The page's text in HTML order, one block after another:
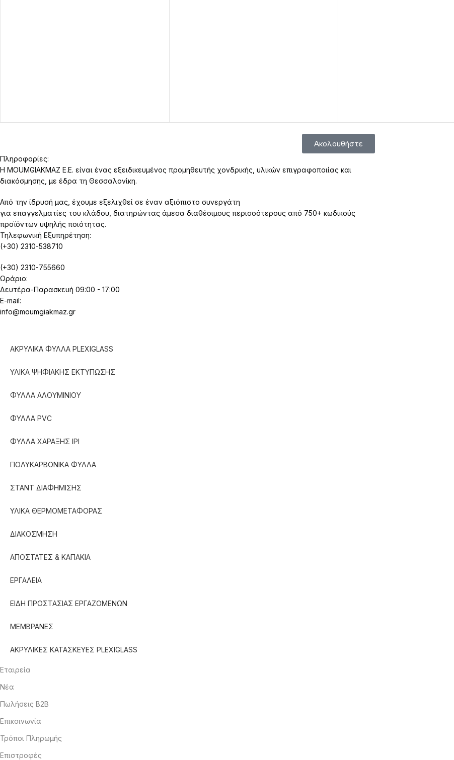
Ακολουθήστε
Πληροφορίες:
Η MOUMGIAKMAZ E.E. είναι ένας εξειδικευμένος προμηθευτής χονδρικής, υλικών επιγραφοποιίας και
διακόσμησης, με έδρα τη Θεσσαλονίκη.
Από την ίδρυσή μας, έχουμε εξελιχθεί σε έναν αξιόπιστο συνεργάτη
για επαγγελματίες του κλάδου, διατηρώντας άμεσα διαθέσιμους περισσότερους από 750+ κωδικούς
προϊόντων υψηλής ποιότητας.
Τηλεφωνική Εξυπηρέτηση:
(+30) 2310-538710
(+30) 2310-755660
Ωράριο:
Δευτέρα-Παρασκευή 09:00 - 17:00
E-mail:
info@moumgiakmaz.gr
ΑΚΡΥΛΙΚΑ ΦΥΛΛΑ PLEXIGLASS
ΥΛΙΚΑ ΨΗΦΙΑΚΗΣ ΕΚΤΥΠΩΣΗΣ
ΦΥΛΛΑ ΑΛΟΥΜΙΝΙΟΥ
ΦΥΛΛΑ PVC
ΦΥΛΛΑ ΧΑΡΑΞΗΣ IPI
ΠΟΛΥΚΑΡΒΟΝΙΚΑ ΦΥΛΛΑ
ΣΤΑΝΤ ΔΙΑΦΗΜΙΣΗΣ
ΥΛΙΚΑ ΘΕΡΜΟΜΕΤΑΦΟΡΑΣ
ΔΙΑΚΟΣΜΗΣΗ
ΑΠΟΣΤΑΤΕΣ & ΚΑΠΑΚΙΑ
ΕΡΓΑΛΕΙΑ
ΕΙΔΗ ΠΡΟΣΤΑΣΙΑΣ ΕΡΓΑΖΟΜΕΝΩΝ
ΜΕΜΒΡΑΝΕΣ
ΑΚΡΥΛΙΚΕΣ ΚΑΤΑΣΚΕΥΕΣ PLEXIGLASS
Εταιρεία
Νέα
Πωλήσεις B2B
Επικοινωνία
Τρόποι Πληρωμής
Επιστροφές